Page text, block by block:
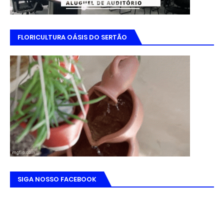
FLORICULTURA OÁSIS DO SERTÃO
SIGA NOSSO FACEBOOK